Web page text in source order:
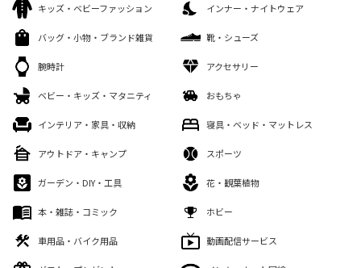
キッズ・ベビーファッション インナー・ナイトウェア
バッグ・小物・ブランド雑貨 靴・シューズ
腕時計 アクセサリー
ベビー・キッズ・マタニティ おもちゃ
インテリア・家具・収納 寝具・ベッド・マットレス
アウトドア・キャンプ スポーツ
ガーデン・DIY・工具 花・観葉植物
本・雑誌・コミック ホビー
車用品・バイク用品 動画配信サービス